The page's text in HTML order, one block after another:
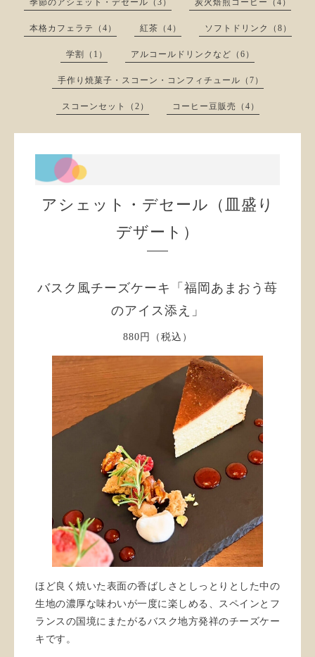
季節のアシェット・デセール（3） 炭火焙煎コーヒー（4）
本格カフェラテ（4） 紅茶（4） ソフトドリンク（8）
学割（1） アルコールドリンクなど（6）
手作り焼菓子・スコーン・コンフィチュール（7）
スコーンセット（2） コーヒー豆販売（4）
アシェット・デセール（皿盛り
デザート）
バスク風チーズケーキ「福岡あまおう苺
のアイス添え」
880円（税込）
ほど良く焼いた表面の香ばしさとしっとりとした中の
生地の濃厚な味わいが一度に楽しめる、スペインとフ
ランスの国境にまたがるバスク地方発祥のチーズケー
キです。